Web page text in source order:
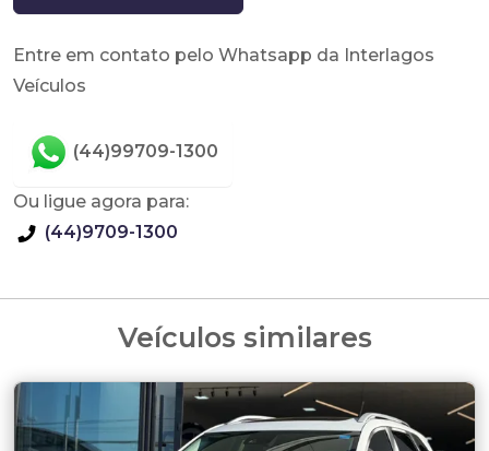
Entre em contato pelo Whatsapp da Interlagos
Veículos
(44)99709-1300
Ou ligue agora para:
(44)9709-1300
Veículos similares